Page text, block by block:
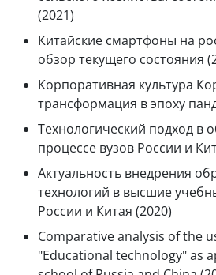
(2021)
Китайские смартфоны на
обзор текущего состояния
Корпоративная культура
трансформация в эпоху
Технологический подход в
процессе вузов России и
Актуальность внедрения
технологий в высшие
России и Китая (2020)
Comparative analysis of the
"Educational technology" as